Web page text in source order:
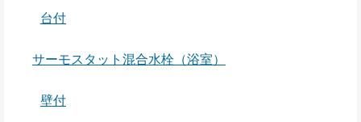
台付
サーモスタット混合水栓（浴室）
壁付